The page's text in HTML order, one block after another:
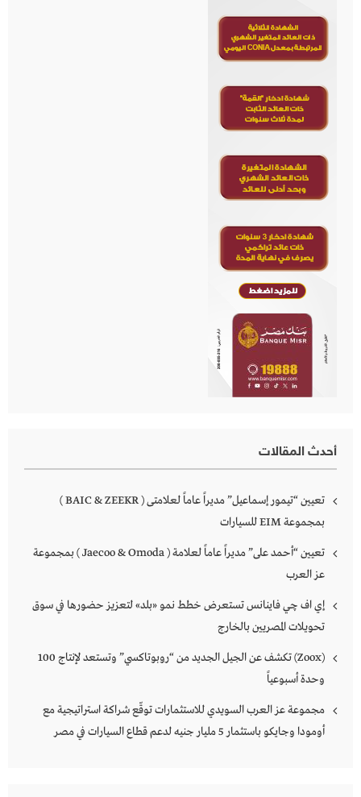
أحدث المقالات
تعيين “تيمور إسماعيل” مديراً عاماً لعلامتى ( BAIC & ZEEKR )
بمجموعة EIM للسيارات
تعيين “أحمد على” مديراً عاماً لعلامة ( Jaecoo & Omoda ) بمجموعة
عز العرب
إي اف چي فاينانس تستعرض خطط نمو «بلد» لتعزيز حضورها في سوق
تحويلات المصريين بالخارج
(Zoox) تكشف عن الجيل الجديد من “روبوتاكسي” وتستعد لإنتاج 100
وحدة أسبوعياً
مجموعة عز العرب السويدي للاستثمارات توقّع شراكة استراتيجية مع
أومودا وجايكو باستثمار 5 مليار جنيه لدعم قطاع السيارات في مصر